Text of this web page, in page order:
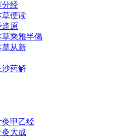
分经
草便读
逢原
草乘雅半偈
草从新
沙药解
灸甲乙经
灸大成